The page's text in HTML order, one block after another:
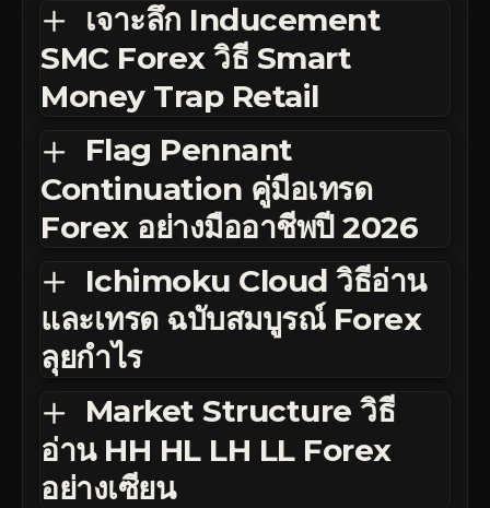
เจาะลึก Inducement
SMC Forex วิธี Smart
Money Trap Retail
Flag Pennant
Continuation คู่มือเทรด
Forex อย่างมืออาชีพปี 2026
Ichimoku Cloud วิธีอ่าน
และเทรด ฉบับสมบูรณ์ Forex
ลุยกำไร
Market Structure วิธี
อ่าน HH HL LH LL Forex
อย่างเซียน